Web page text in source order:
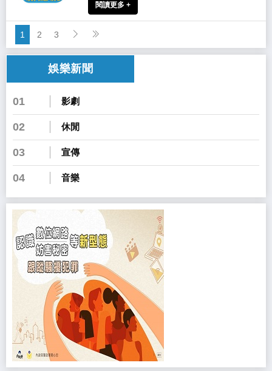
閱讀更多 +
1 2 3
娛樂新聞
01 影劇
02 休閒
03 宣傳
04 音樂